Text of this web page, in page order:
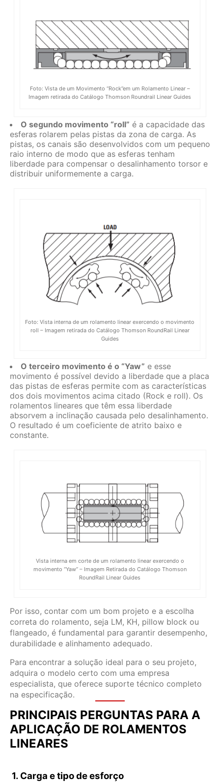
Foto: Vista de um Movimento “Rock”em um Rolamento Linear –
Imagem retirada do Catálogo Thomson Roundrail Linear Guides
O segundo movimento “roll” é a capacidade das
esferas rolarem pelas pistas da zona de carga. As
pistas, os canais são desenvolvidos com um pequeno
raio interno de modo que as esferas tenham
liberdade para compensar o desalinhamento torsor e
distribuir uniformemente a carga.
Foto: Vista interna de um rolamento linear exercendo o movimento
roll – Imagem retirada do Catálogo Thomson RoundRail Linear
Guides
O terceiro movimento é o “Yaw” e esse
movimento é possível devido a liberdade que a placa
das pistas de esferas permite com as características
dos dois movimentos acima citado (Rock e roll). Os
rolamentos lineares que têm essa liberdade
absorvem a inclinação causada pelo desalinhamento.
O resultado é um coeficiente de atrito baixo e
constante.
Vista interna em corte de um rolamento linear exercendo o
movimento “Yaw” – Imagem Retirada do Catálogo Thomson
RoundRail Linear Guides
Por isso, contar com um bom projeto e a escolha
correta do rolamento, seja LM, KH, pillow block ou
flangeado, é fundamental para garantir desempenho,
durabilidade e alinhamento adequado.
Para encontrar a solução ideal para o seu projeto,
adquira o modelo certo com uma empresa
especialista, que oferece suporte técnico completo
na especificação.
PRINCIPAIS PERGUNTAS PARA A
APLICAÇÃO DE ROLAMENTOS
LINEARES
1. Carga e tipo de esforço